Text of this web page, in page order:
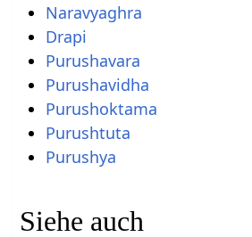
Naravyaghra
Drapi
Purushavara
Purushavidha
Purushoktama
Purushtuta
Purushya
Siehe auch